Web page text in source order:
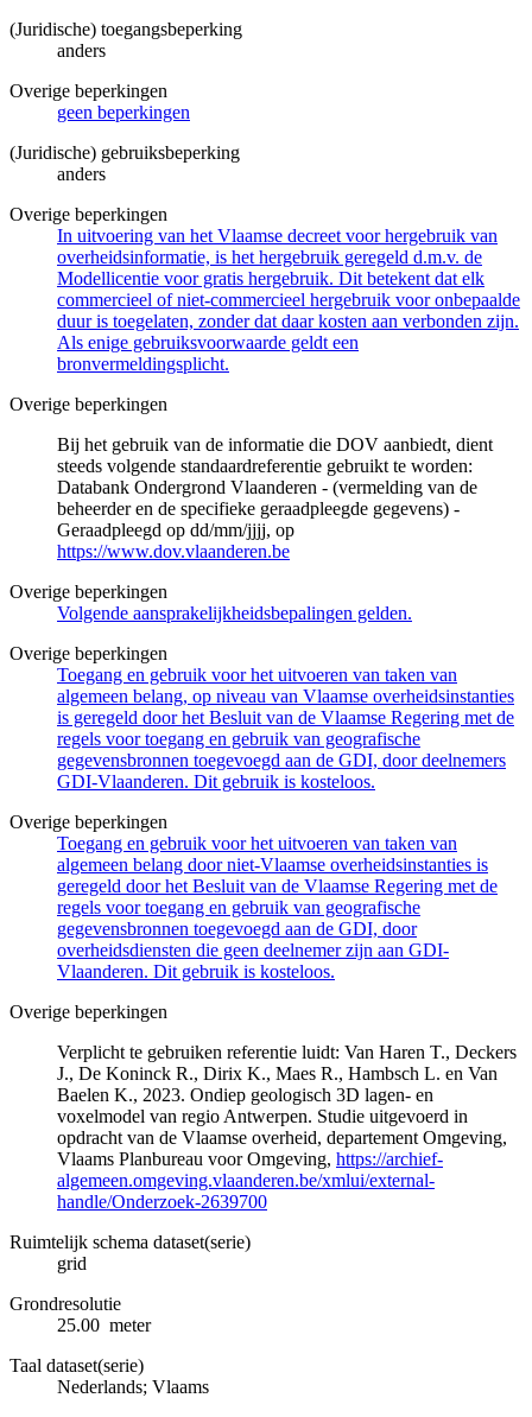
(Juridische) toegangsbeperking
anders
Overige beperkingen
geen beperkingen
(Juridische) gebruiksbeperking
anders
Overige beperkingen
In uitvoering van het Vlaamse decreet voor hergebruik van
overheidsinformatie, is het hergebruik geregeld d.m.v. de
Modellicentie voor gratis hergebruik. Dit betekent dat elk
commercieel of niet-commercieel hergebruik voor onbepaalde
duur is toegelaten, zonder dat daar kosten aan verbonden zijn.
Als enige gebruiksvoorwaarde geldt een
bronvermeldingsplicht.
Overige beperkingen
Bij het gebruik van de informatie die DOV aanbiedt, dient
steeds volgende standaardreferentie gebruikt te worden:
Databank Ondergrond Vlaanderen - (vermelding van de
beheerder en de specifieke geraadpleegde gegevens) -
Geraadpleegd op dd/mm/jjjj, op
https://www.dov.vlaanderen.be
Overige beperkingen
Volgende aansprakelijkheidsbepalingen gelden.
Overige beperkingen
Toegang en gebruik voor het uitvoeren van taken van
algemeen belang, op niveau van Vlaamse overheidsinstanties
is geregeld door het Besluit van de Vlaamse Regering met de
regels voor toegang en gebruik van geografische
gegevensbronnen toegevoegd aan de GDI, door deelnemers
GDI-Vlaanderen. Dit gebruik is kosteloos.
Overige beperkingen
Toegang en gebruik voor het uitvoeren van taken van
algemeen belang door niet-Vlaamse overheidsinstanties is
geregeld door het Besluit van de Vlaamse Regering met de
regels voor toegang en gebruik van geografische
gegevensbronnen toegevoegd aan de GDI, door
overheidsdiensten die geen deelnemer zijn aan GDI-
Vlaanderen. Dit gebruik is kosteloos.
Overige beperkingen
Verplicht te gebruiken referentie luidt: Van Haren T., Deckers
J., De Koninck R., Dirix K., Maes R., Hambsch L. en Van
Baelen K., 2023. Ondiep geologisch 3D lagen- en
voxelmodel van regio Antwerpen. Studie uitgevoerd in
opdracht van de Vlaamse overheid, departement Omgeving,
Vlaams Planbureau voor Omgeving, https://archief-
algemeen.omgeving.vlaanderen.be/xmlui/external-
handle/Onderzoek-2639700
Ruimtelijk schema dataset(serie)
grid
Grondresolutie
25.00 meter
Taal dataset(serie)
Nederlands; Vlaams